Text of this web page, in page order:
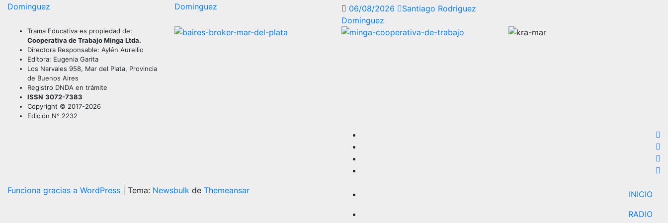
Dominguez
Dominguez
06/08/2026
Santiago Rodriguez
Dominguez
Trama Educativa es propiedad de:
Cooperativa de Trabajo Minga Ltda.
Directora Responsable: Aylén Aurellio
Editora: Eugenia Garita
Los Narvales 958, Mar del Plata, Provincia
de Buenos Aires
Registro DNDA en trámite
ISSN 3072-7383
Copyright © 2017-2026
Edición N° 2232
Funciona gracias a WordPress Tema: Newsbulk de Themeansar
INICIO
RADIO